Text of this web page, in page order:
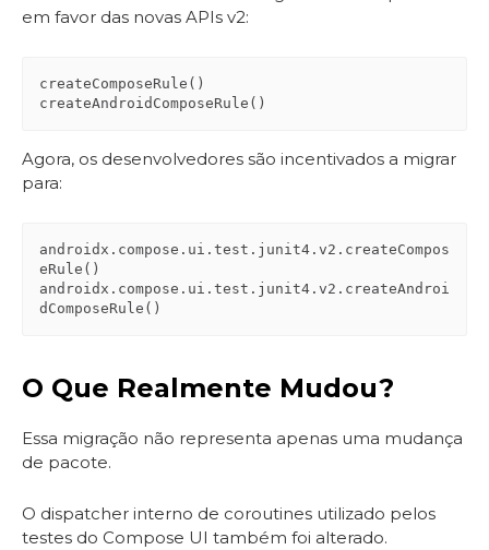
em favor das novas APIs v2:
createComposeRule()
createAndroidComposeRule()
Agora, os desenvolvedores são incentivados a migrar
para:
androidx.compose.ui.test.junit4.v2.createCompos
eRule()
androidx.compose.ui.test.junit4.v2.createAndroi
dComposeRule()
O Que Realmente Mudou?
Essa migração não representa apenas uma mudança
de pacote.
O dispatcher interno de coroutines utilizado pelos
testes do Compose UI também foi alterado.